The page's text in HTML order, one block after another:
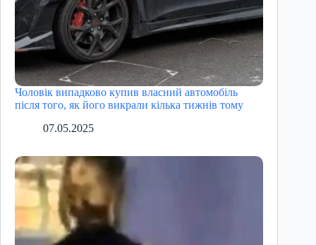
Чоловік випадково купив власний автомобіль
після того, як його викрали кілька тижнів тому
07.05.2025